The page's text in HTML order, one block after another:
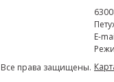
E-
права защищены.